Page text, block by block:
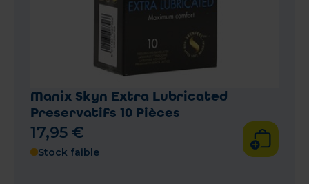
Manix Skyn Extra Lubricated
Preservatifs 10 Pièces
17,95 €
Stock faible